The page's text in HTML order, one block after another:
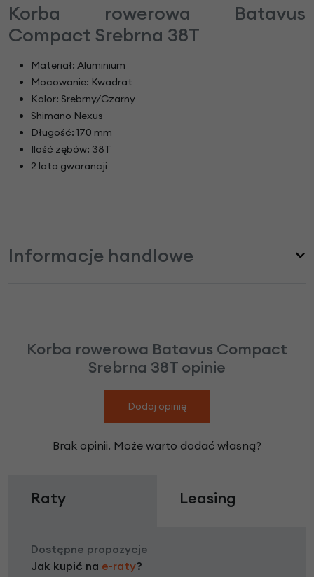
Korba rowerowa Batavus
Compact Srebrna 38T
Materiał: Aluminium
Mocowanie: Kwadrat
Kolor: Srebrny/Czarny
Shimano Nexus
Długość: 170 mm
Ilość zębów: 38T
2 lata gwarancji
Informacje handlowe
Korba rowerowa Batavus Compact
Srebrna 38T opinie
Dodaj opinię
Brak opinii. Może warto dodać własną?
Raty Leasing
Dostępne propozycje
Jak kupić na e-raty?